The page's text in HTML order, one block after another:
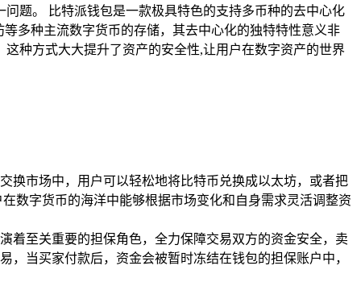
题。 比特派钱包是一款极具特色的支持多币种的去中心化
多种主流数字货币的存储，其去中心化的独特特性意义非
种方式大大提升了资产的安全性,让用户在数字资产的世界
换市场中，用户可以轻松地将比特币兑换成以太坊，或者把
数字货币的海洋中能够根据市场变化和自身需求灵活调整资
着至关重要的担保角色，全力保障交易双方的资金安全，卖
当买家付款后，资金会被暂时冻结在钱包的担保账户中，